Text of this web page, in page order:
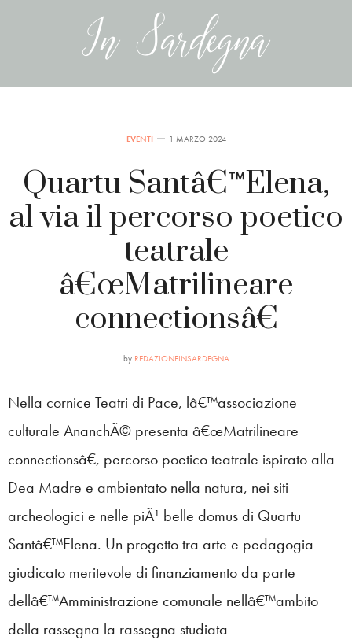
EVENTI 1 MARZO 2024
Quartu Santâ€™Elena,
al via il percorso poetico
teatrale
â€œMatrilineare
connectionsâ€
by REDAZIONEINSARDEGNA
Nella cornice Teatri di Pace, lâ€™associazione
culturale AnanchÃ© presenta â€œMatrilineare
connectionsâ€, percorso poetico teatrale ispirato alla
Dea Madre e ambientato nella natura, nei siti
archeologici e nelle piÃ¹ belle domus di Quartu
Santâ€™Elena. Un progetto tra arte e pedagogia
giudicato meritevole di finanziamento da parte
dellâ€™Amministrazione comunale nellâ€™ambito
della rassegna la rassegna studiata